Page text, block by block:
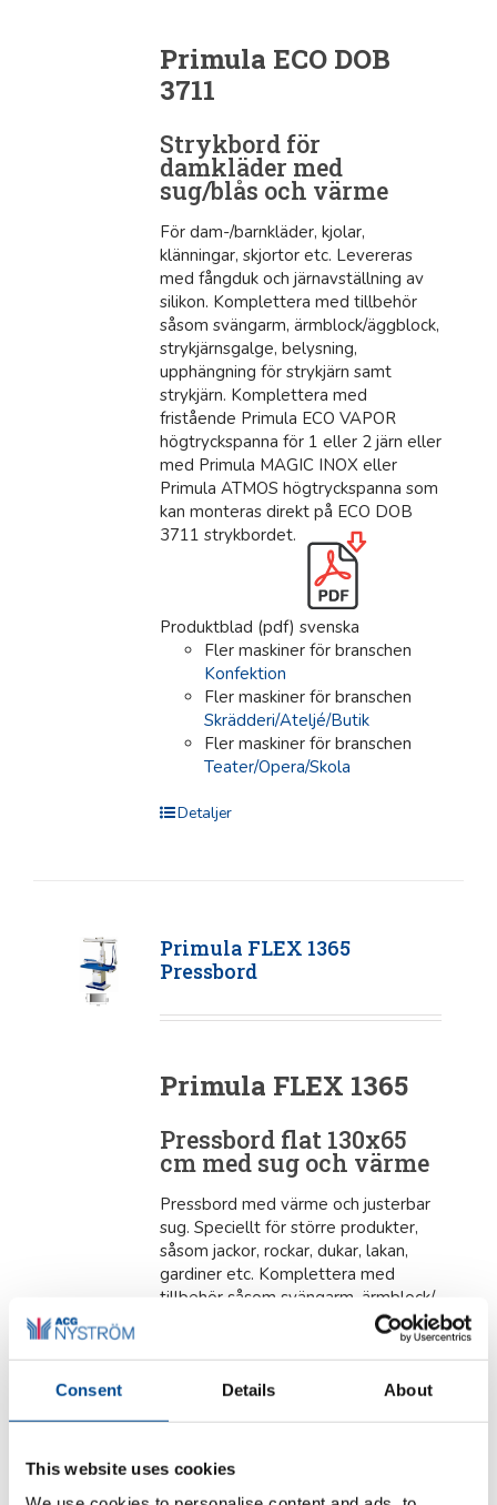
Consent Details About
This website uses cookies
Primula ECO DOB
3711
Strykbord för
damkläder med
sug/blås och värme
För dam-/barnkläder, kjolar,
klänningar, skjortor etc. Levereras
med fångduk och järnavställning av
silikon. Komplettera med tillbehör
såsom svängarm, ärmblock/äggblock,
strykjärnsgalge, belysning,
upphängning för strykjärn samt
strykjärn. Komplettera med
fristående Primula ECO VAPOR
högtryckspanna för 1 eller 2 järn eller
med Primula MAGIC INOX eller
Primula ATMOS högtryckspanna som
kan monteras direkt på ECO DOB
3711 strykbordet.
Produktblad (pdf) svenska
Fler maskiner för branschen
Konfektion
Fler maskiner för branschen
Skrädderi/Ateljé/Butik
Fler maskiner för branschen
Teater/Opera/Skola
Detaljer
Primula FLEX 1365
Pressbord
Primula FLEX 1365
Pressbord flat 130x65
cm med sug och värme
Pressbord med värme och justerbar
sug. Speciellt för större produkter,
såsom jackor, rockar, dukar, lakan,
gardiner etc. Komplettera med
tillbehör såsom svängarm, ärmblock/
äggblock, strykjärnsgalge, belysning,
strykjärn. Pressbordet rymmer ett
eller två block.